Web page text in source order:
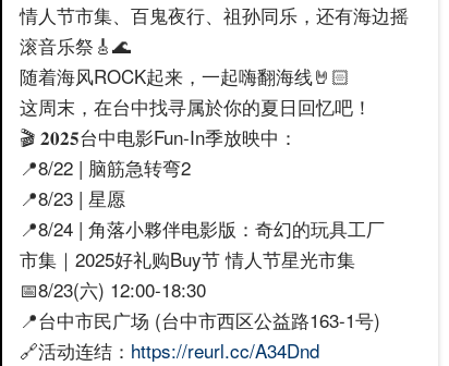
情人节市集、百鬼夜行、祖孙同乐，还有海边摇
滚音乐祭🎸🌊
随着海风ROCK起来，一起嗨翻海线🤘🏻
这周末，在台中找寻属於你的夏日回忆吧！
🎬 𝟐𝟎𝟐𝟓台中电影Fun-In季放映中：
📍8/22 | 脑筋急转弯2
📍8/23 | 星愿
📍8/24 | 角落小夥伴电影版：奇幻的玩具工厂
市集｜2025好礼购Buy节 情人节星光市集
📅8/23(六) 12:00-18:30
📍台中市民广场 (台中市西区公益路163-1号)
🔗活动连结： https://reurl.cc/A34Dnd